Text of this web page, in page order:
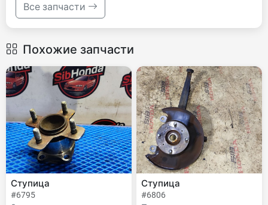
Все запчасти
Похожие запчасти
Ступица
#6795
Ступица
#6806